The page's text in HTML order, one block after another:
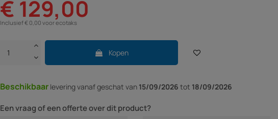
€ 129,00
Inclusief € 0,00 voor ecotaks
Kopen
Beschikbaar levering vanafgeschat van 15/09/2026 tot 18/09/2026
Een vraag of een offerte over dit product?